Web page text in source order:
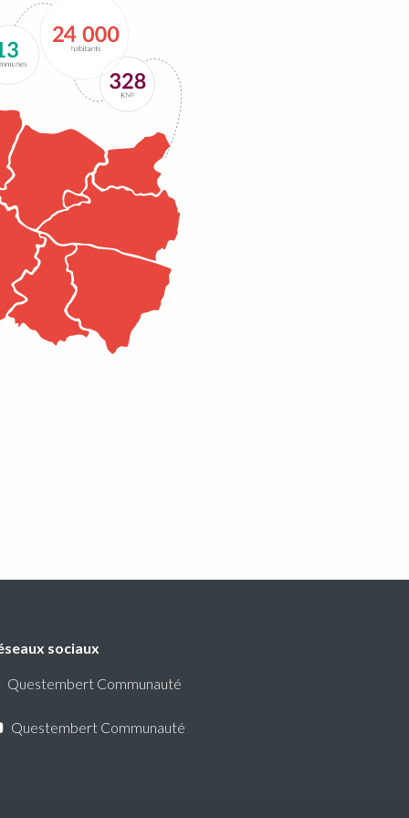
Lire la suite
sociaux
Questembert Communauté
Questembert Communauté